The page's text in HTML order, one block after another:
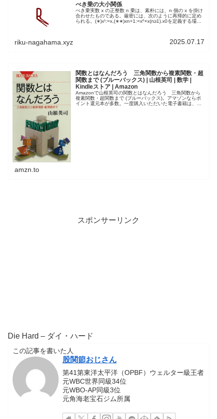
べき乗の大小関係
べき乗実数 x の正整数 n 乗は、素朴には、n 個の x を掛け
合わせたものである。厳密には、次のように再帰的に定め
られる。(∗)x¹:=x,(∗∗)xn+1:=xⁿ×x(n≥1).x0を定義する場合
riku-nagahama.xyz 2025.07.17
関数とはなんだろう 三角関数から複素関数・超
関数まで (ブルーバックス) | 山根英司 | 数学 |
Kindleストア | Amazon
Amazonで山根英司の関数とはなんだろう 三角関数から
複素関数・超関数まで (ブルーバックス)。アマゾンならポ
イント還元本が多数。一度購入いただいた電子書籍は、
amzn.to
スポンサーリンク
Die Hard – ダイ・ハード
この記事を書いた人
股関節おじさん
第41第東洋太平洋（OPBF）ウェルター級王者
元WBC世界同級34位
元WBO-AP同級3位
元角海老宝石ジム所属